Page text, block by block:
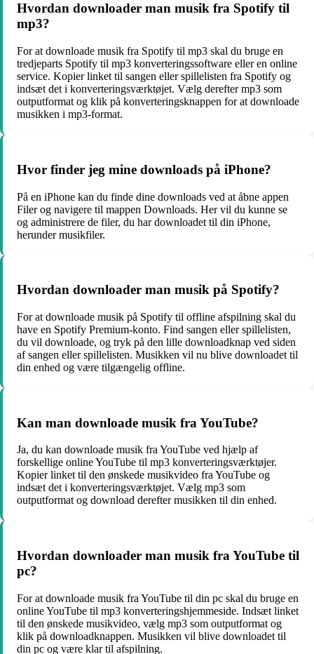
Hvordan downloader man musik fra Spotify til
mp3?
For at downloade musik fra Spotify til mp3 skal du bruge en
tredjeparts Spotify til mp3 konverteringssoftware eller en online
service. Kopier linket til sangen eller spillelisten fra Spotify og
indsæt det i konverteringsværktøjet. Vælg derefter mp3 som
outputformat og klik på konverteringsknappen for at downloade
musikken i mp3-format.
Hvor finder jeg mine downloads på iPhone?
På en iPhone kan du finde dine downloads ved at åbne appen
Filer og navigere til mappen Downloads. Her vil du kunne se
og administrere de filer, du har downloadet til din iPhone,
herunder musikfiler.
Hvordan downloader man musik på Spotify?
For at downloade musik på Spotify til offline afspilning skal du
have en Spotify Premium-konto. Find sangen eller spillelisten,
du vil downloade, og tryk på den lille downloadknap ved siden
af sangen eller spillelisten. Musikken vil nu blive downloadet til
din enhed og være tilgængelig offline.
Kan man downloade musik fra YouTube?
Ja, du kan downloade musik fra YouTube ved hjælp af
forskellige online YouTube til mp3 konverteringsværktøjer.
Kopier linket til den ønskede musikvideo fra YouTube og
indsæt det i konverteringsværktøjet. Vælg mp3 som
outputformat og download derefter musikken til din enhed.
Hvordan downloader man musik fra YouTube til
pc?
For at downloade musik fra YouTube til din pc skal du bruge en
online YouTube til mp3 konverteringshjemmeside. Indsæt linket
til den ønskede musikvideo, vælg mp3 som outputformat og
klik på downloadknappen. Musikken vil blive downloadet til
din pc og være klar til afspilning.